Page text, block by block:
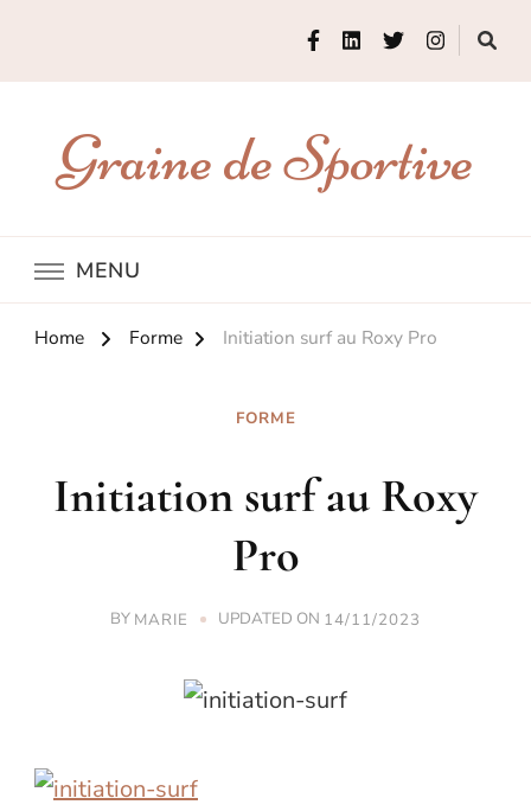
Graine de Sportive
MENU
Home Forme Initiation surf au Roxy Pro
FORME
Initiation surf au Roxy
Pro
BY MARIE UPDATED ON 14/11/2023